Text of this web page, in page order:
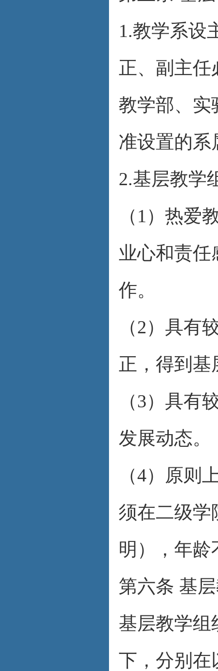
1.教学系设
正、副主任
教学部、实
准设置的系
2.基层教学
（1）热爱
业心和责任
作。
（2）具有
正，得到基
（3）具有
发展动态。
（4）原则
须在二级学
明），年龄
第六条 基
基层教学组
下，分别在